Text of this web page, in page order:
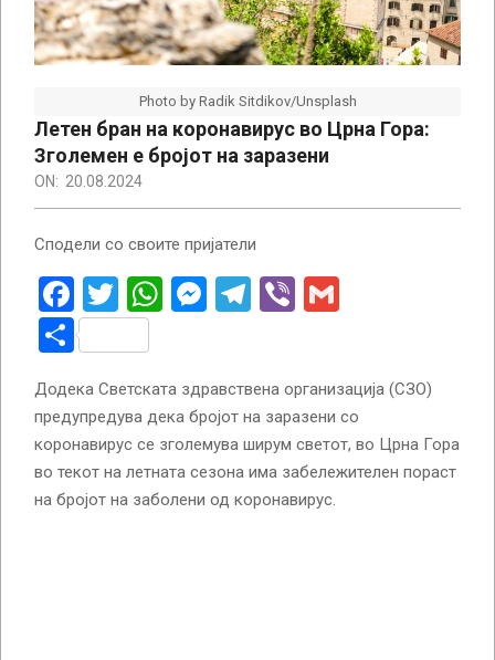
Photo by Radik Sitdikov/Unsplash
Летен бран на коронавирус во Црна Гора:
Зголемен е бројот на заразени
ON: 20.08.2024
Сподели со своите пријатели
Facebook
Twitter
WhatsApp
Messenger
Telegram
Viber
Share
Додека Светската здравствена организација (СЗО)
предупредува дека бројот на заразени со
коронавирус се зголемува ширум светот, во Црна Гора
во текот на летната сезона има забележителен пораст
на бројот на заболени од коронавирус.